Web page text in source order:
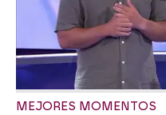
MEJORES MOMENTOS